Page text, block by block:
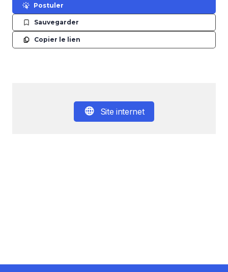
Postuler
Sauvegarder
Copier le lien
Site internet